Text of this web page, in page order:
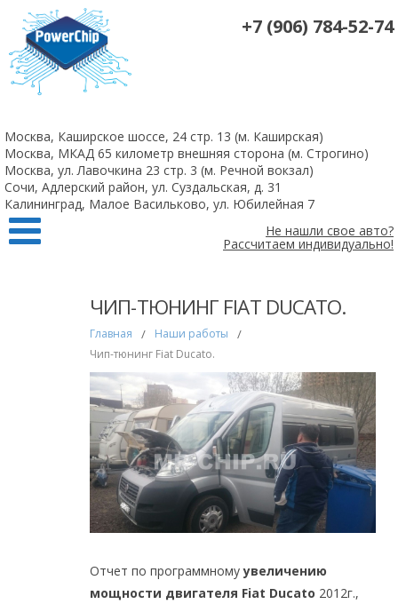
+7 (906) 784-52-74
Заказать
Москва, Каширское шоссе, 24 стр. 13 (м. Каширская)
Москва, МКАД 65 километр внешняя сторона (м. Строгино)
Москва, ул. Лавочкина 23 стр. 3 (м. Речной вокзал)
Сочи, Адлерский район, ул. Суздальская, д. 31
Калининград, Малое Васильково, ул. Юбилейная 7
Не нашли свое авто?
Рассчитаем индивидуально!
ЧИП-ТЮНИНГ FIAT DUCATO.
Главная / Наши работы /
Чип-тюнинг Fiat Ducato.
Отчет по программномуувеличению
мощности двигателя Fiat Ducato 2012г.,